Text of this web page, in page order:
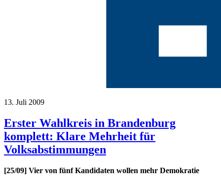
13. Juli 2009
Erster Wahlkreis in Brandenburg
komplett: Klare Mehrheit für
Volksabstimmungen
[25/09] Vier von fünf Kandidaten wollen mehr Demokratie